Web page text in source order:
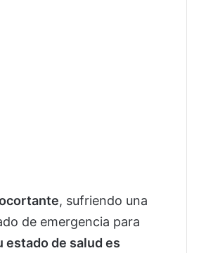
, sufriendo una
de emergencia para
estado de salud es